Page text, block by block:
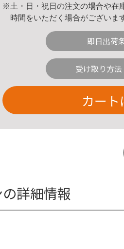
※土・日・祝日の注文の場合や在
時間をいただく場合がございま
即日出荷
受け取り方
カート
詳細情報